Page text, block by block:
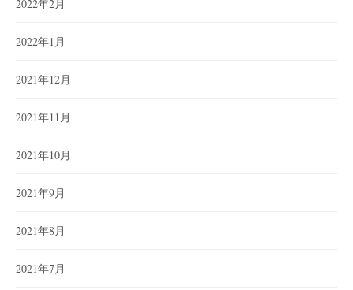
2022年2月
2022年1月
2021年12月
2021年11月
2021年10月
2021年9月
2021年8月
2021年7月